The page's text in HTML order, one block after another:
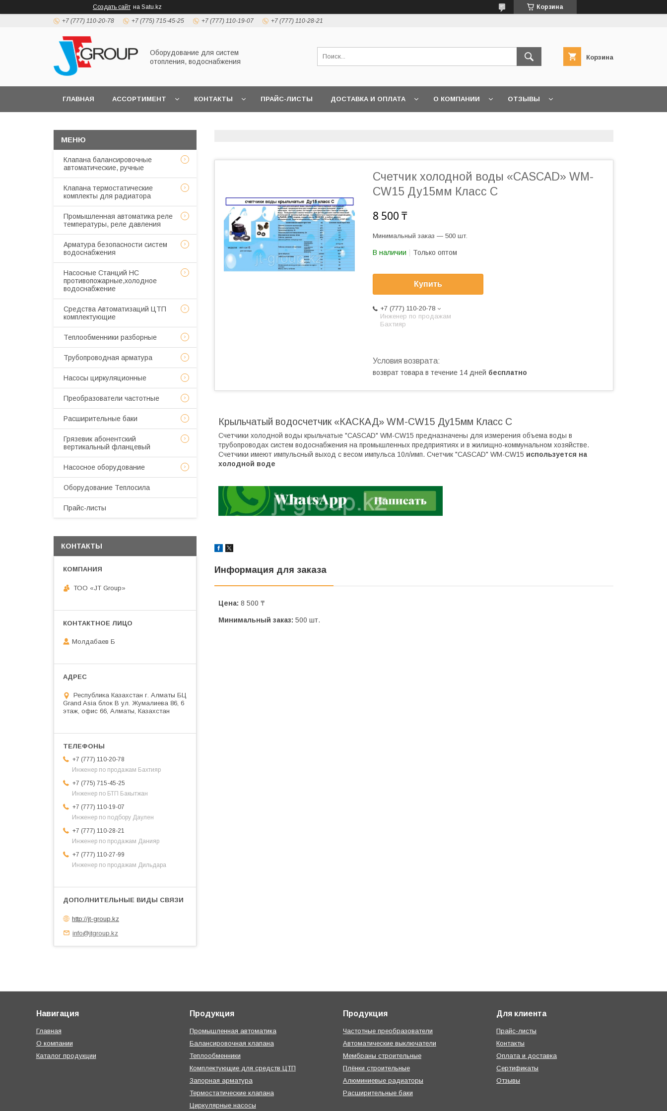
Создать сайт на Satu.kz Корзина
+7 (777) 110-20-78 +7 (775) 715-45-25 +7 (777) 110-19-07 +7 (777) 110-28-21
Оборудование для систем
отопления, водоснабжения
Корзина
ГЛАВНАЯ АССОРТИМЕНТ КОНТАКТЫ ПРАЙС-ЛИСТЫ ДОСТАВКА И ОПЛАТА О КОМПАНИИ ОТЗЫВЫ
Счетчик холодной воды «CASCAD» WM-
CW15 Ду15мм Класс С
8 500 ₸
Минимальный заказ — 500 шт.
В наличии Только оптом
Купить
+7 (777) 110-20-78
Инженер по продажам
Бахтияр
возврат товара в течение 14 дней бесплатно
Крыльчатый водосчетчик «КАСКАД» WM-CW15 Ду15мм Класс С
Счетчики холодной воды крыльчатые "CASCAD" WM-CW15 предназначены для измерения объема воды в
трубопроводах систем водоснабжения на промышленных предприятиях и в жилищно-коммунальном хозяйстве.
Счетчики имеют импульсный выход с весом импульса 10л/имп. Счетчик "CASCAD" WM-CW15 используется на
холодной воде
Информация для заказа
Цена: 8 500 ₸
Минимальный заказ: 500 шт.
Клапана балансировочные
автоматические, ручные
Клапана термостатические
комплекты для радиатора
Промышленная автоматика реле
температуры, реле давления
Арматура безопасности систем
водоснабжения
Насосные Станций НС
противопожарные,холодное
водоснабжение
Средства Автоматизаций ЦТП
комплектующие
Теплообменники разборные
Трубопроводная арматура
Насосы циркуляционные
Преобразователи частотные
Расширительные баки
Грязевик абонентский
вертикальный фланцевый
Насосное оборудование
Оборудование Теплосила
Прайс-листы
КОНТАКТЫ
ТОО «JT Group»
Молдабаев Б
Республика Казахстан г. Алматы БЦ
Grand Asia блок B ул. Жумалиева 86, 6
этаж, офис 66, Алматы, Казахстан
+7 (777) 110-20-78
Инженер по продажам Бахтияр
+7 (775) 715-45-25
Инженер по БТП Бакытжан
+7 (777) 110-19-07
Инженер по подбору Даулен
+7 (777) 110-28-21
Инженер по продажам Данияр
+7 (777) 110-27-99
Инженер по продажам Дильдара
http://jt-group.kz
info@jtgroup.kz
Навигация
Главная
О компании
Каталог продукции
Продукция
Промышленная автоматика
Балансировочная клапана
Теплообменники
Комплектующие для средств ЦТП
Запорная арматура
Термостатические клапана
Циркулярные насосы
Продукция
Частотные преобразователи
Автоматические выключатели
Мембраны строительные
Плёнки строительные
Алюминиевые радиаторы
Расширительные баки
Для клиента
Прайс-листы
Контакты
Оплата и доставка
Сертификаты
Отзывы